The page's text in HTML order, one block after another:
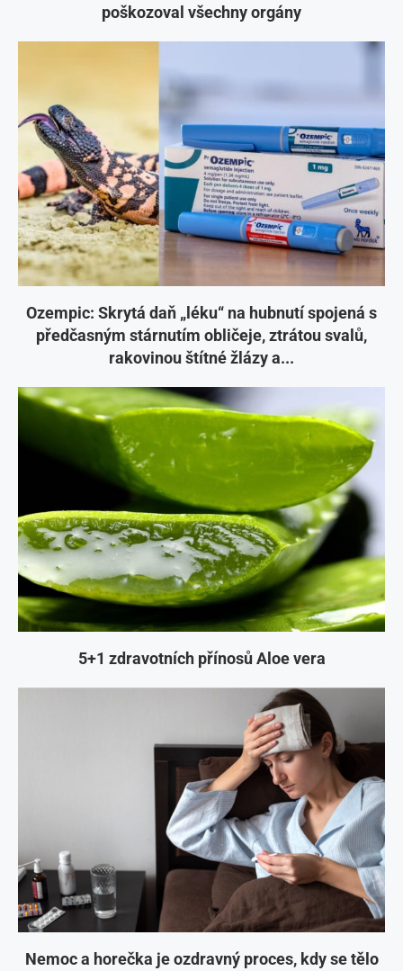
poškozoval všechny orgány
Ozempic: Skrytá daň „léku“ na hubnutí spojená s
předčasným stárnutím obličeje, ztrátou svalů,
rakovinou štítné žlázy a...
5+1 zdravotních přínosů Aloe vera
Nemoc a horečka je ozdravný proces, kdy se tělo